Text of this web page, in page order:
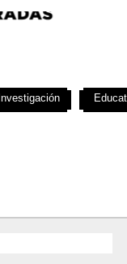
Investigación